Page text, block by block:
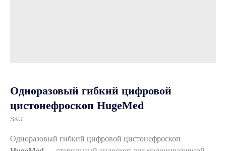
Одноразовый гибкий цифровой
цистонефроскоп HugeMed
SKU:
Одноразовый гибкий цифровой цистонефроскоп